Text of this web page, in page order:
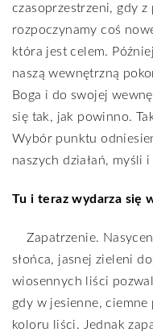
czasoprzestrzeni, gdy z
rozpoczynamy coś
która jest celem.
naszą wewnętrzną
Boga i do swojej
się tak, jak powinno.
Wybór punktu
naszych działań, myśli
Tu i teraz wydarza się
Zapatrzenie.
słońca, jasnej zieleni
wiosennych liści
gdy w jesienne, ciemne
koloru liści. Jednak